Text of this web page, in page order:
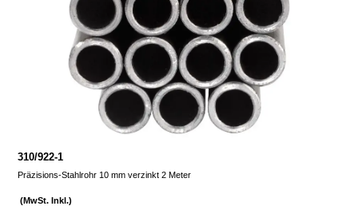
310/922-1
Präzisions-Stahlrohr 10 mm verzinkt 2 Meter
(MwSt. Inkl.)